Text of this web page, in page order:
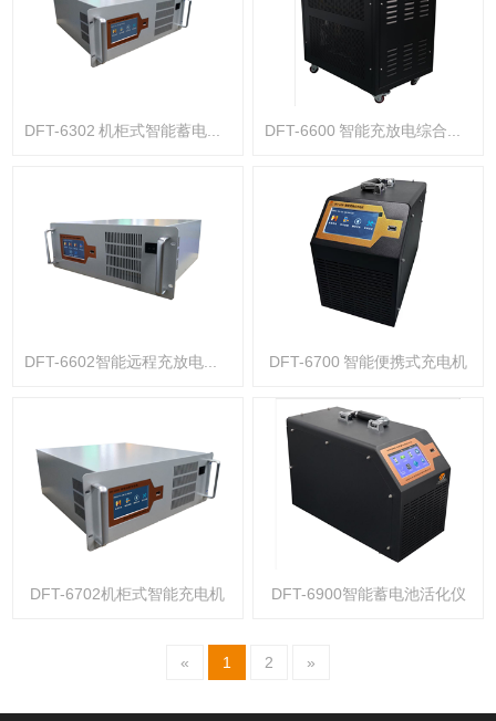
DFT-6302 机柜式智能蓄电池放电仪 DFT-6600 智能充放电综合测试仪
DFT-6602智能远程充放电综合测试仪 DFT-6700 智能便携式充电机
DFT-6702机柜式智能充电机 DFT-6900智能蓄电池活化仪
« 1 2 »